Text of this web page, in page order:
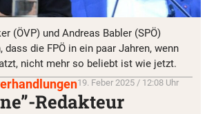
(ÖVP) und Andreas Babler (SPÖ)
dass die FPÖ in ein paar Jahren, wenn
nicht mehr so beliebt ist wie jetzt.
19. Feber 2025 / 12:08 Uhr
Redakteur